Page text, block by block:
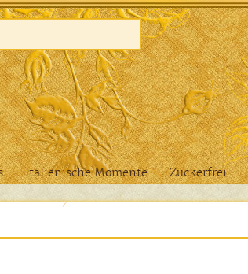
Italienische Momente Zuckerfrei